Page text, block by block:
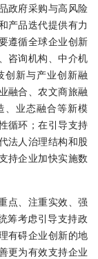
政府采购与高风险
产品迭代提供有力
遵循全球企业创新
咨询机构、中介机
创新与产业创新融
融合、农文商旅融
、业态融合等新模
循环；在引导支持
法人治理结构和股
持企业加快实施数
点、注重实效、强
筹考虑引导支持政
有碍企业创新的地
更为有效支持企业